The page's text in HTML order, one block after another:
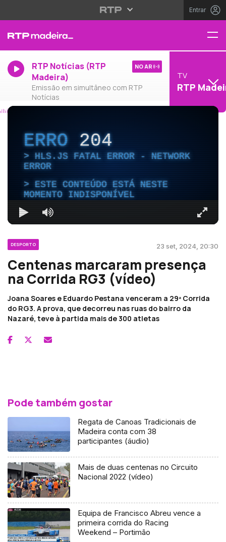
Entrar
RTP Notícias (RTP
Madeira)
Emissão em simultâneo com RTP
Notícias
NO AR
TV
RTP
ERRO204
HLS.JS FATAL ERROR - NETWORK
ERROR
ESTE CONTEÚDO ESTÁ NESTE
MOMENTO INDISPONÍVEL
DESPORTO 23 set, 2024, 20:30
Centenas marcaram presença
na Corrida RG3 (vídeo)
Joana Soares e Eduardo Pestana venceram a 29ª Corrida
do RG3. A prova, que decorreu nas ruas do bairro da
Nazaré, teve à partida mais de 300 atletas
Pode também gostar
Regata de Canoas Tradicionais de
Madeira conta com 38
participantes (áudio)
Mais de duas centenas no Circuito
Nacional 2022 (vídeo)
Equipa de Francisco Abreu vence a
primeira corrida do Racing
Weekend – Portimão